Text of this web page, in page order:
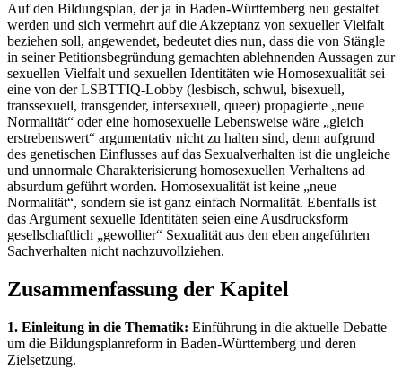
Auf den Bildungsplan, der ja in Baden-Württemberg neu gestaltet
werden und sich vermehrt auf die Akzeptanz von sexueller Vielfalt
beziehen soll, angewendet, bedeutet dies nun, dass die von Stängle
in seiner Petitionsbegründung gemachten ablehnenden Aussagen zur
sexuellen Vielfalt und sexuellen Identitäten wie Homosexualität sei
eine von der LSBTTIQ-Lobby (lesbisch, schwul, bisexuell,
transsexuell, transgender, intersexuell, queer) propagierte „neue
Normalität“ oder eine homosexuelle Lebensweise wäre „gleich
erstrebenswert“ argumentativ nicht zu halten sind, denn aufgrund
des genetischen Einflusses auf das Sexualverhalten ist die ungleiche
und unnormale Charakterisierung homosexuellen Verhaltens ad
absurdum geführt worden. Homosexualität ist keine „neue
Normalität“, sondern sie ist ganz einfach Normalität. Ebenfalls ist
das Argument sexuelle Identitäten seien eine Ausdrucksform
gesellschaftlich „gewollter“ Sexualität aus den eben angeführten
Sachverhalten nicht nachzuvollziehen.
Zusammenfassung der Kapitel
1. Einleitung in die Thematik: Einführung in die aktuelle Debatte
um die Bildungsplanreform in Baden-Württemberg und deren
Zielsetzung.